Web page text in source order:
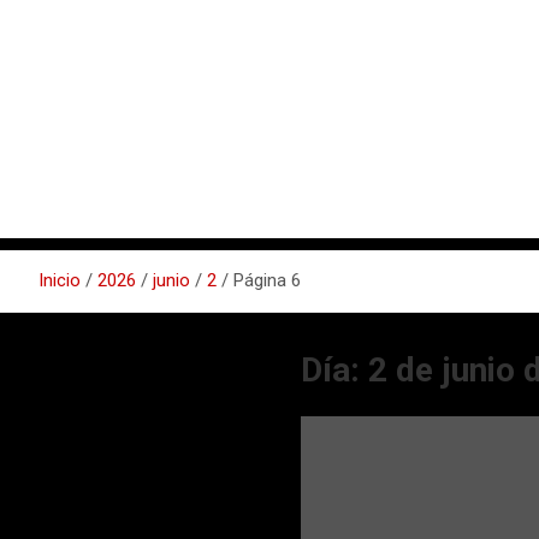
Inicio 2026 junio 2 Página 6
Día: 2 de junio